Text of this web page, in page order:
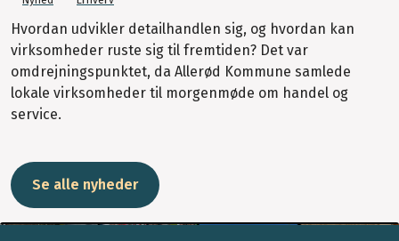
Hvordan udvikler detailhandlen sig, og hvordan kan
virksomheder ruste sig til fremtiden? Det var
omdrejningspunktet, da Allerød Kommune samlede
lokale virksomheder til morgenmøde om handel og
service.
Se alle nyheder